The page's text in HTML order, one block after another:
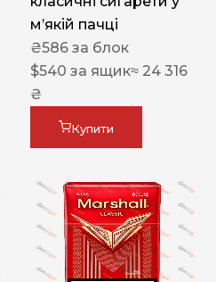
м’якій пачці
₴586 за блок
$540 за ящик≈ 24 316
₴
Купити